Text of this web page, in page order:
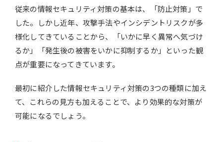
従来の情報セキュリティ対策の基本は、「防止対策」で
した。しかし近年、攻撃手法やインシデントリスクが多
様化してきていることから、「いかに早く異常へ気づけ
るか」「発生後の被害をいかに抑制するか」といった観
点が重要になってきています。
最初に紹介した情報セキュリティ対策の3つの種類に加え
て、これらの見方も加えることで、より効果的な対策が
可能になるでしょう。